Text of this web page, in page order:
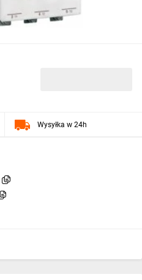
Wysyłka w 24h